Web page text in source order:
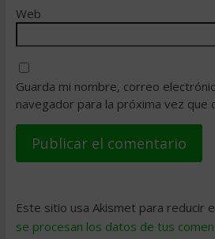
Web
Guarda mi nombre, correo
navegador para la próxima vez que
Este sitio usa Akismet para reducir
se procesan los datos de tus